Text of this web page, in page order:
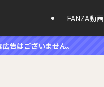
FANZA動画
はございません。